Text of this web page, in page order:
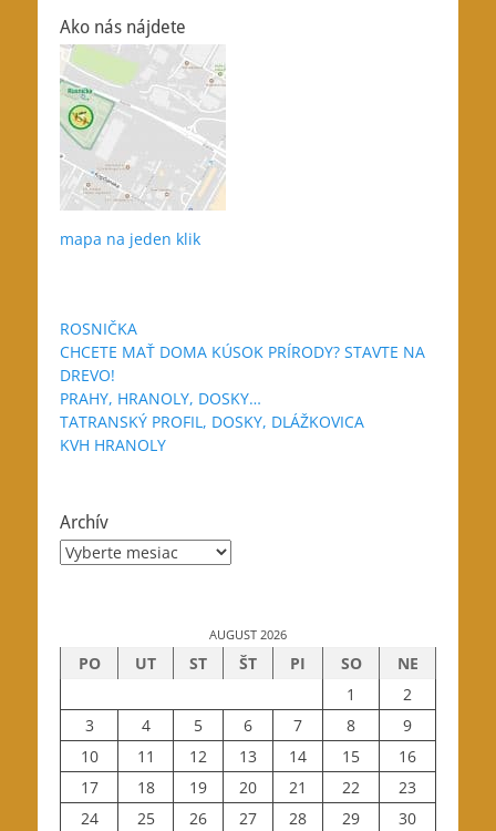
Ako nás nájdete
mapa na jeden klik
ROSNIČKA
CHCETE MAŤ DOMA KÚSOK PRÍRODY? STAVTE NA
DREVO!
PRAHY, HRANOLY, DOSKY…
TATRANSKÝ PROFIL, DOSKY, DLÁŽKOVICA
KVH HRANOLY
Archív
Archív
AUGUST 2026
PO UT ST ŠT PI SO
NE
1
2
3
4 5 6 7 8
9
10
11 12 13 14 15
16
17
18 19 20 21 22
23
24
25 26 27 28 29 30